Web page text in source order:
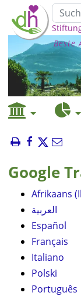
Beste
Google
Afrikaans
العربية
Español
Français
Italiano
Polski
Português